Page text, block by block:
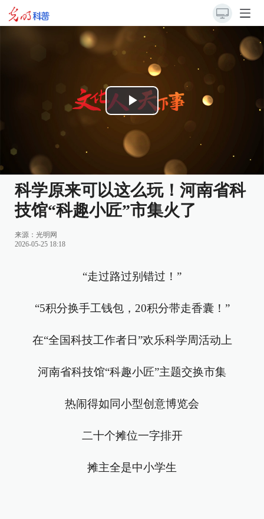
Play
Video
科学原来可以这么玩！河南省科
技馆“科趣小匠”市集火了
来源： 光明网
2026-05-25 18:18
“走过路过别错过！”
“5积分换手工钱包，20积分带走香囊！”
在“全国科技工作者日”欢乐科学周活动上
河南省科技馆“科趣小匠”主题交换市集
热闹得如同小型创意博览会
二十个摊位一字排开
摊主全是中小学生